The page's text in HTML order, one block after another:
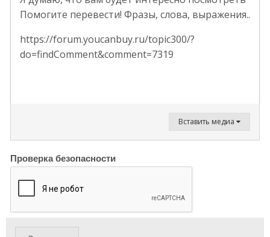
Помогите перевести! Фразы, слова, выражения..
https://forum.youcanbuy.ru/topic300/?
do=findComment&comment=7319
Вставить медиа
Проверка безопасности